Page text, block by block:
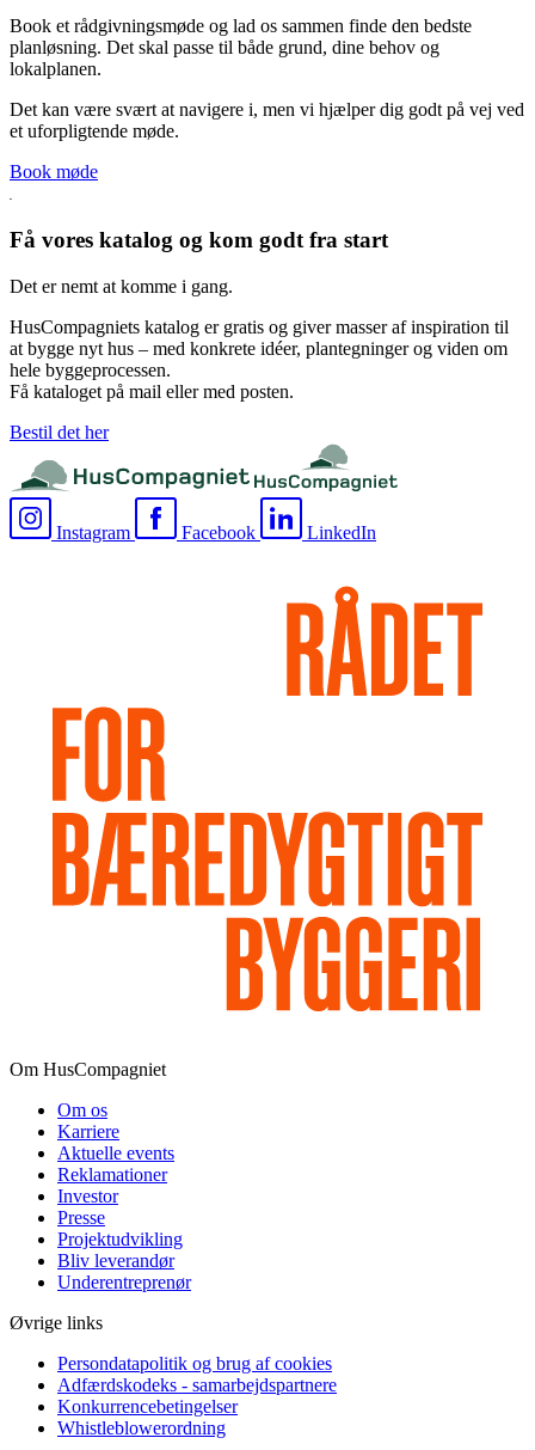
Book et rådgivningsmøde og lad os sammen finde den bedste
planløsning. Det skal passe til både grund, dine behov og
lokalplanen.
Det kan være svært at navigere i, men vi hjælper dig godt på vej ved
et uforpligtende møde.
Book møde
Få vores katalog og kom godt fra start
Det er nemt at komme i gang.
HusCompagniets katalog er gratis og giver masser af inspiration til
at bygge nyt hus – med konkrete idéer, plantegninger og viden om
hele byggeprocessen.
Få kataloget på mail eller med posten.
Bestil det her
Instagram Facebook LinkedIn
Om HusCompagniet
Om os
Karriere
Aktuelle events
Reklamationer
Investor
Presse
Projektudvikling
Bliv leverandør
Underentreprenør
Øvrige links
Persondatapolitik og brug af cookies
Adfærdskodeks - samarbejdspartnere
Konkurrencebetingelser
Whistleblowerordning